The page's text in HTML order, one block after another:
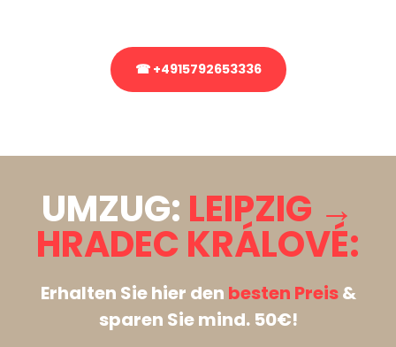
☎ +4915792653336
UMZUG: LEIPZIG →
HRADEC KRÁLOVÉ:
Erhalten Sie hier den besten Preis&
sparen Sie mind. 50€!